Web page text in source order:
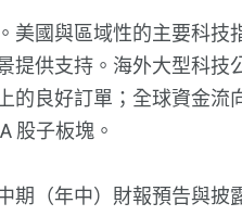
美國與區域性的主要科
提供支持。海外大型科技
的良好訂單；全球資金流
股子板塊。
期（年中）財報預告與披